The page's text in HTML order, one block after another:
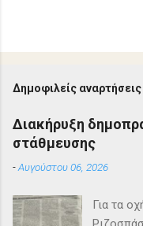
Δημοφιλείς
Διακήρυξη
στάθμευσης
-Αυγούστου 06, 2026
Για τα